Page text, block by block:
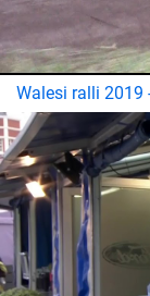
Walesi ralli 2019